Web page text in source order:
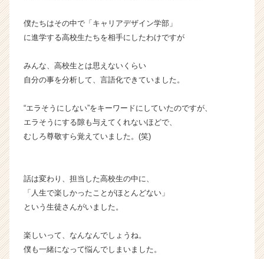
キ
ャ
ア
（C
e
r
C
e
僕たちはその中で「キャリアデザイン学部」
に進学する高校生たちを相手にしたわけですが
みんな、高校生とは思えないくらい
自分の事を分析して、言語化できていました。
“エラそうにしない”をキーワードにしていたのですが、
エラそうにする隙も与えてくれないほどで、
むしろ尊敬すら覚えていました。(笑)
話は変わり、担当した高校生の中に、
「人生で楽しかったことがほとんどない」
という生徒さんがいました。
楽しいって、なんなんでしょうね。
僕も一緒になって悩んでしまいました。